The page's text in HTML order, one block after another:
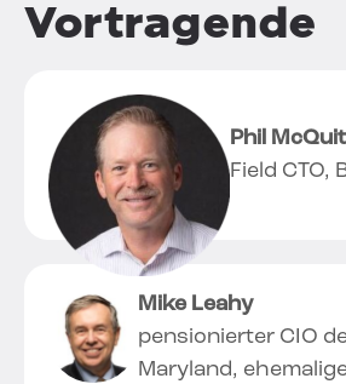
Vortragende
Phil
Field CTO,
Mike Leahy
pensionierter CIO
Maryland,